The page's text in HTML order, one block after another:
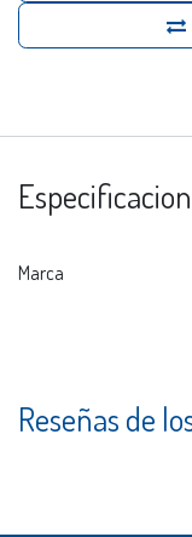
Marca
Reseñas de